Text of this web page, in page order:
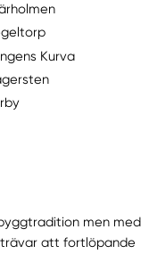
Kurva
men med
att fortlöpande